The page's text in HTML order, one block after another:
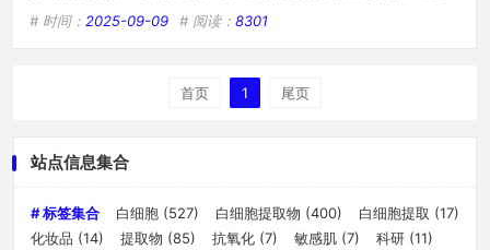
究不同成分、工艺等方面，旨在找到适合高活性体系的抗氧化与
防腐方法，以提升产品在高活性条件下的稳定性和使用寿命，对
中,对于涉及到的相关物质及体系，高活性体系的抗氧化与防腐
策略至关重要，它不仅关乎产品的质量与稳定性，更直接影响到
# 时间： 2025-09-09 # 阅读： 8301
首页 1 尾页
站点信息集合
# 标签集合 白细胞 (527) 白细胞提取物 (400) 白细胞提取 (17)
化妆品 (14) 提取物 (85) 抗氧化 (7) 敏感肌 (7) 科研 (11)